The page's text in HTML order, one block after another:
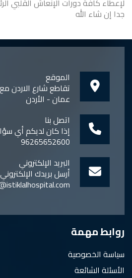
لإعطاء كافة دورات الإنعاش القلبي
جدا إن شاء الله
الموقع
تقاطع شارع الاردن
عمان - الأردن
اتصل بنا
إذا كان لديكم أي
96265652600
البريد الإلكتروني
أرسل بريدك
روابط مهمة
سياسة الخصوصية
الأسئلة الشائعة